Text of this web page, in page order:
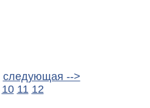
следующая -->
10 11 12